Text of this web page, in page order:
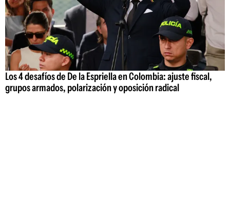
Los 4 desafíos de De la Espriella en Colombia: ajuste fiscal,
grupos armados, polarización y oposición radical